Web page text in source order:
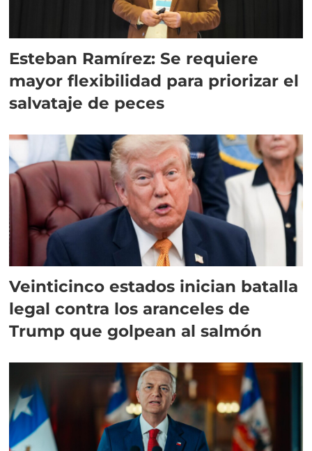
Esteban Ramírez: Se requiere
mayor flexibilidad para priorizar el
salvataje de peces
Veinticinco estados inician batalla
legal contra los aranceles de
Trump que golpean al salmón